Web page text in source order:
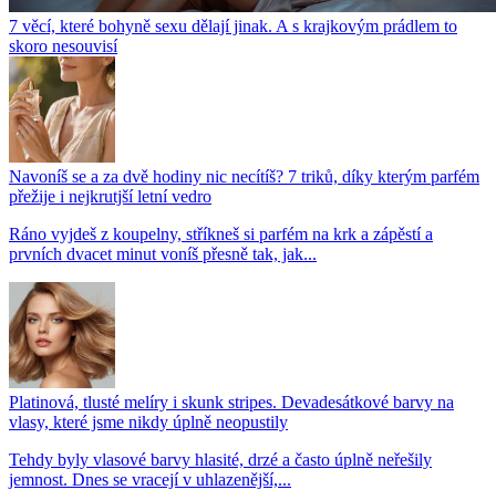
7 věcí, které bohyně sexu dělají jinak. A s krajkovým prádlem to
skoro nesouvisí
Navoníš se a za dvě hodiny nic necítíš? 7 triků, díky kterým parfém
přežije i nejkrutjší letní vedro
Ráno vyjdeš z koupelny, stříkneš si parfém na krk a zápěstí a
prvních dvacet minut voníš přesně tak, jak...
Platinová, tlusté melíry i skunk stripes. Devadesátkové barvy na
vlasy, které jsme nikdy úplně neopustily
Tehdy byly vlasové barvy hlasité, drzé a často úplně neřešily
jemnost. Dnes se vracejí v uhlazenější,...